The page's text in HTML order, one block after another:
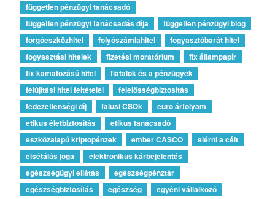
független pénzügyi tanácsadó
független pénzügyi tanácsadás díja
független pénzügyi blog
forgóeszközhitel
folyószámlahitel
fogyasztóbarát hitel
fogyasztási hitelek
fizetési moratórium
fix állampapír
fix kamatozású hitel
fiatalok és a pénzügyek
felújítási hitel feltételei
felelősségbiztosítás
fedezetlenségi díj
falusi CSOk
euro árfolyam
etikus életbiztosítás
etikus tanácsadó
eszközalapú kriptopénzek
ember CASCO
elérni a célt
elsétálás joga
elektronikus kárbejelentés
egészségügyi ellátás
egészségpénztár
egészségbiztosítás
egészség
egyéni vállalkozó